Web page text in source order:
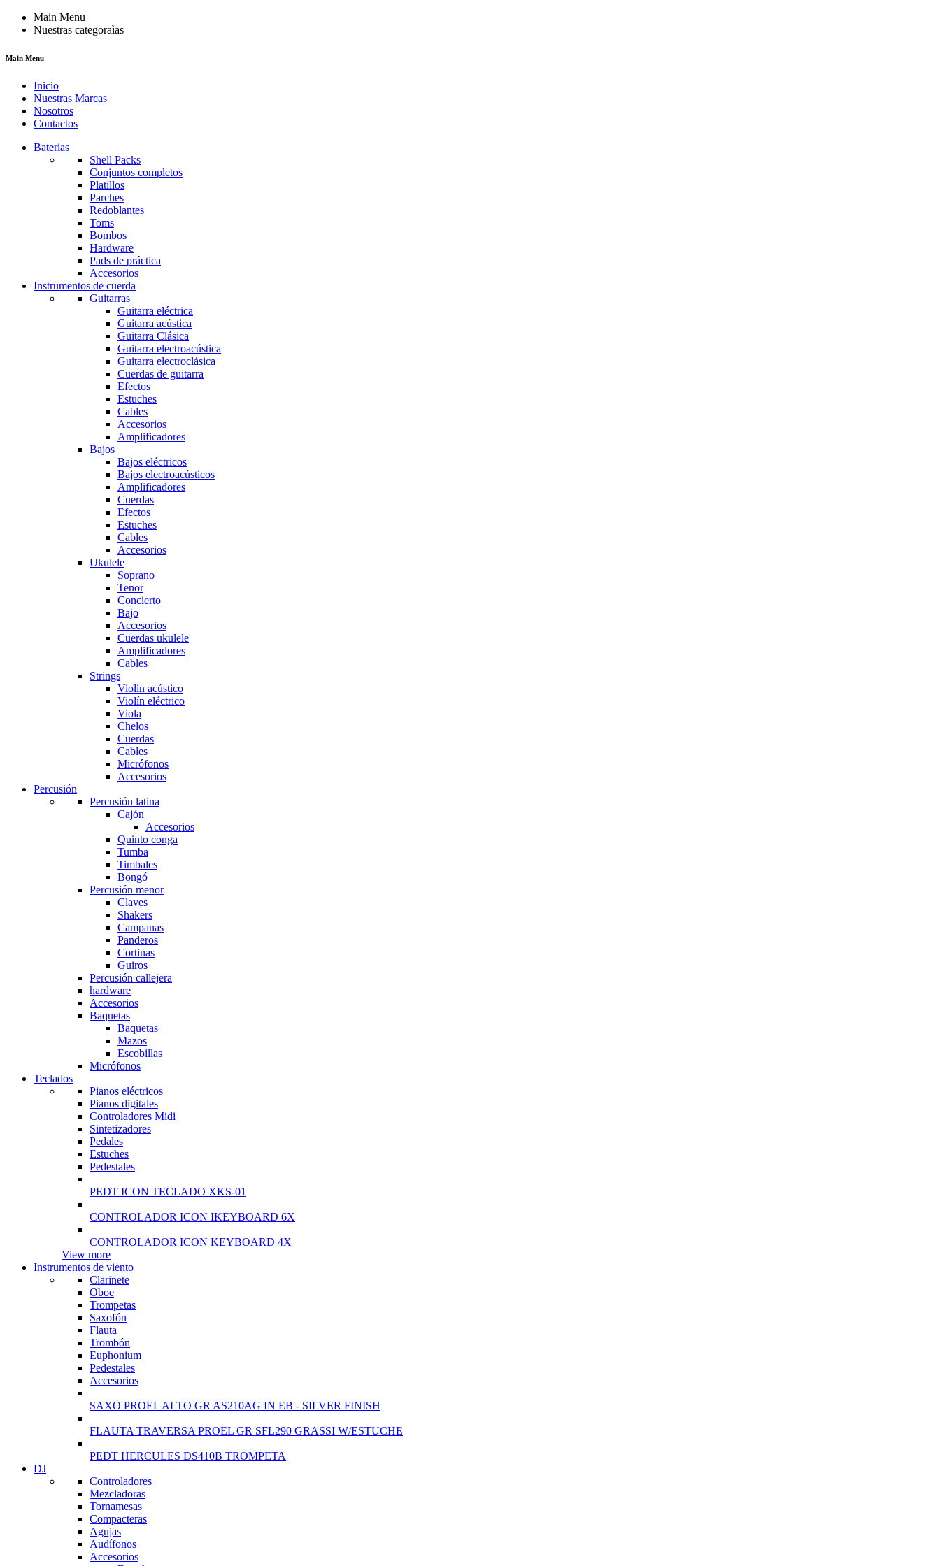
Main Menu
Nuestras categoraìas
Main Menu
Inicio
Nuestras Marcas
Nosotros
Contactos
Baterias
Shell Packs
Conjuntos completos
Platillos
Parches
Redoblantes
Toms
Bombos
Hardware
Pads de práctica
Accesorios
Instrumentos de cuerda
Guitarras
Guitarra eléctrica
Guitarra acústica
Guitarra Clásica
Guitarra electroacústica
Guitarra electroclásica
Cuerdas de guitarra
Efectos
Estuches
Cables
Accesorios
Amplificadores
Bajos
Bajos eléctricos
Bajos electroacústicos
Amplificadores
Cuerdas
Efectos
Estuches
Cables
Accesorios
Ukulele
Soprano
Tenor
Concierto
Bajo
Accesorios
Cuerdas ukulele
Amplificadores
Cables
Strings
Violín acústico
Violín eléctrico
Viola
Chelos
Cuerdas
Cables
Micrófonos
Accesorios
Percusión
Percusión latina
Cajón
Accesorios
Quinto conga
Tumba
Timbales
Bongó
Percusión menor
Claves
Shakers
Campanas
Panderos
Cortinas
Guiros
Percusión callejera
hardware
Accesorios
Baquetas
Baquetas
Mazos
Escobillas
Micrófonos
Teclados
Pianos eléctricos
Pianos digitales
Controladores Midi
Sintetizadores
Pedales
Estuches
Pedestales
PEDT ICON TECLADO XKS-01
CONTROLADOR ICON IKEYBOARD 6X
CONTROLADOR ICON KEYBOARD 4X
View more
Instrumentos de viento
Clarinete
Oboe
Trompetas
Saxofón
Flauta
Trombón
Euphonium
Pedestales
Accesorios
SAXO PROEL ALTO GR AS210AG IN EB - SILVER FINISH
FLAUTA TRAVERSA PROEL GR SFL290 GRASSI W/ESTUCHE
PEDT HERCULES DS410B TROMPETA
DJ
Controladores
Mezcladoras
Tornamesas
Compacteras
Agujas
Audífonos
Accesorios